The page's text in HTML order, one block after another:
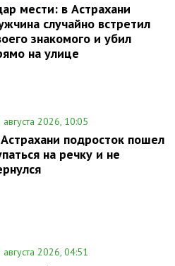
мести: в Астрахани
случайно встретил
знакомого и убил
на улице
августа 2026, 10:05
подросток пошел
на речку и не
августа 2026, 04:51